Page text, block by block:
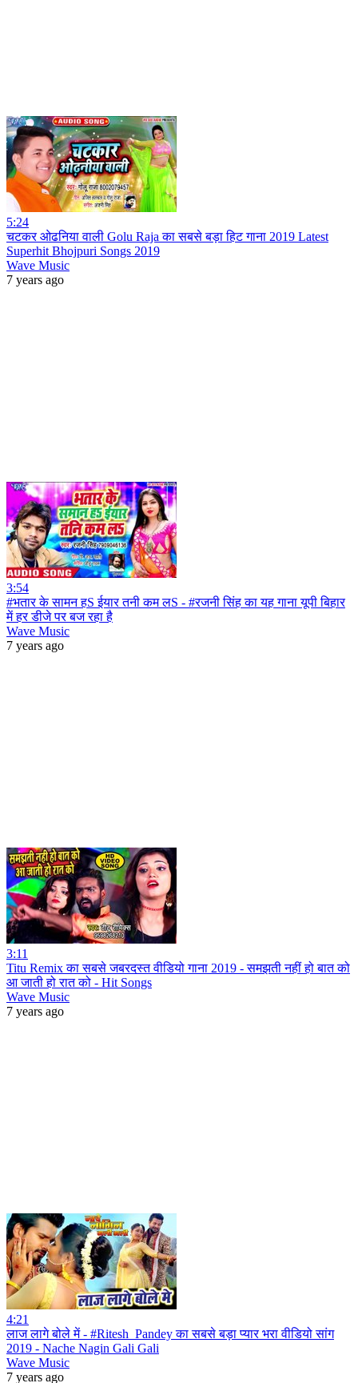
5:24
चटकर ओढनिया वाली Golu Raja का सबसे बड़ा हिट गाना 2019 Latest
Superhit Bhojpuri Songs 2019
Wave Music
7 years ago
3:54
#भतार के सामन हS ईयार तनी कम लS - #रजनी सिंह का यह गाना यूपी बिहार
में हर डीजे पर बज रहा है
Wave Music
7 years ago
3:11
Titu Remix का सबसे जबरदस्त वीडियो गाना 2019 - समझती नहीं हो बात को
आ जाती हो रात को - Hit Songs
Wave Music
7 years ago
4:21
लाज लागे बोले में - #Ritesh_Pandey का सबसे बड़ा प्यार भरा वीडियो सांग
2019 - Nache Nagin Gali Gali
Wave Music
7 years ago